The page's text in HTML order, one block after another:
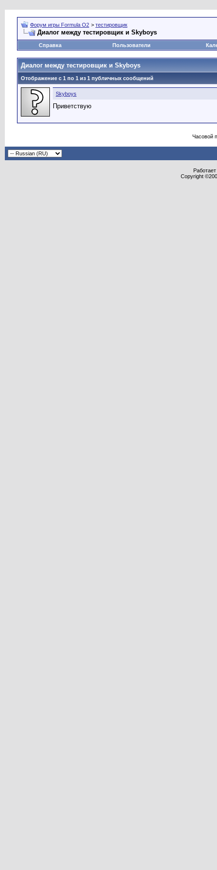
Форум игры Formula O2 > тестировщик
Диалог между тестировщик и Skyboys
Справка Пользователи
Диалог между тестировщик и Skyboys
Отображение с 1 по 1 из 1 публичных сообщений
Skyboys
Приветствую
Часовой
Copyright